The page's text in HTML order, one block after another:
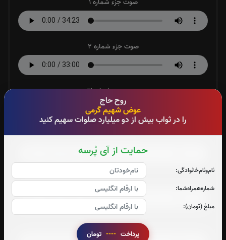
روح حاج
عوض شهیم گرمی
را در ثواب بیش از دو میلیارد صلوات سهیم کنید
حمایت از آی پُرسه
نام‌و‌نام‌خانوادگی:
شماره‌همراه‌شما:
مبلغ (تومان):
پرداخت ----
صوت جزء شماره 2
صوت جزء شماره 3
صوت جزء شماره 4
صوت جزء شماره 5
صوت جزء شماره 6